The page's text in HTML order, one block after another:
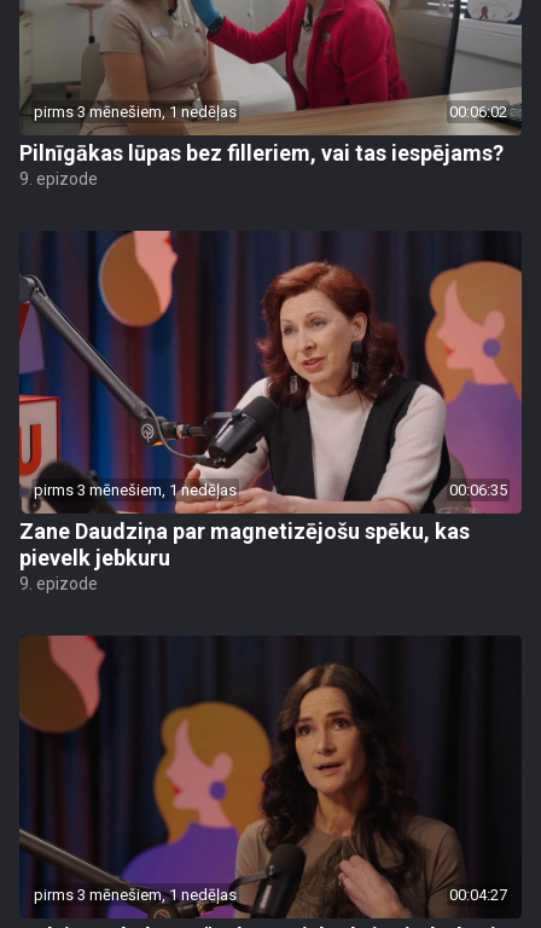
pirms 3 mēnešiem, 1 nedēļas 00:06:02
Pilnīgākas lūpas bez filleriem, vai tas iespējams?
9. epizode
pirms 3 mēnešiem, 1 nedēļas 00:06:35
Zane Daudziņa par magnetizējošu spēku, kas
pievelk jebkuru
9. epizode
pirms 3 mēnešiem, 1 nedēļas 00:04:27